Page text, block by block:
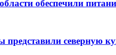
обеспечили
представили северную